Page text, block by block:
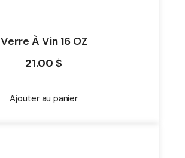
Verre À Vin 16 OZ
21.00 $
Ajouter au panier